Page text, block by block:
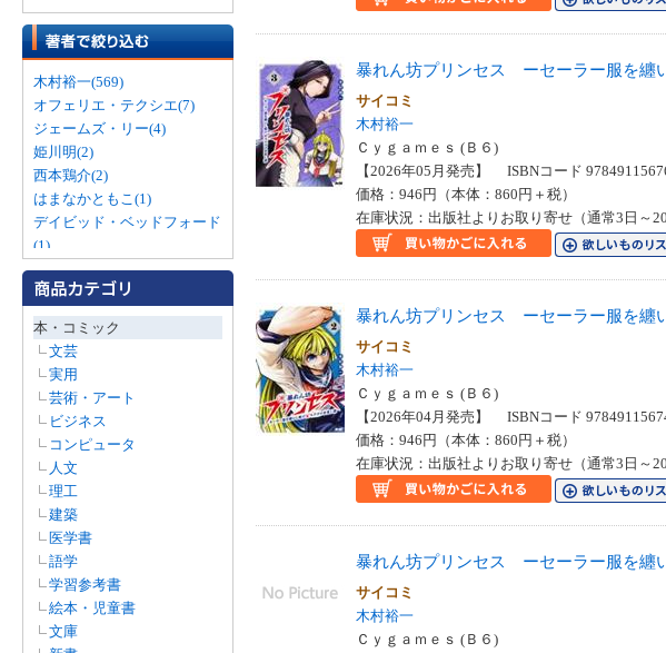
木村裕一(569)
オフェリエ・テクシエ(7)
ジェームズ・リー(4)
姫川明(2)
西本鶏介(2)
はまなかともこ(1)
デイビッド・ベッドフォード
(1)
ハリエット・ジーファート
(1)
リチャード・スカーリー(1)
ロアルド・ホフマン(1)
ロリー・タイガー(1)
和合亮一(1)
山極壽一(1)
島怜花(1)
平田昌広(1)
木村桂子（児童文学）(1)
木村草太(1)
木村裕一（俳句）(1)
松本光吉（歯学）(1)
松浦聡彦(1)
永渕浩子(1)
贄川潤(1)
本・コミック
文芸
実用
芸術・アート
ビジネス
コンピュータ
人文
理工
建築
医学書
語学
学習参考書
絵本・児童書
文庫
暴れん坊プリンセス ーセーラー服を纏
サイコミ
木村裕一
Ｃｙｇａｍｅｓ (Ｂ６)
【2026年05月発売】 ISBNコード
価格：946円（本体：860円＋税）
在庫状況：出版社よりお取り寄せ（通常3日～20
暴れん坊プリンセス ーセーラー服を纏
サイコミ
木村裕一
Ｃｙｇａｍｅｓ (Ｂ６)
【2026年04月発売】 ISBNコード
価格：946円（本体：860円＋税）
在庫状況：出版社よりお取り寄せ（通常3日～20
暴れん坊プリンセス ーセーラー服を纏
サイコミ
木村裕一
Ｃｙｇａｍｅｓ (Ｂ６)